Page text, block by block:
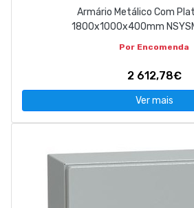
Armário Metálico Com
1800x1000x400mm
Por Encomenda
2 612,78€
Ver mais